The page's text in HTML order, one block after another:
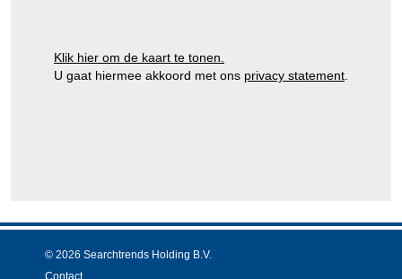
Klik hier om de kaart te tonen.
U gaat hiermee akkoord met ons privacy statement
© 2026 Searchtrends Holding B.V.
Contact